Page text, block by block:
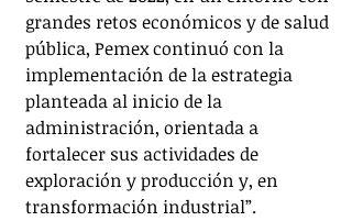
grandes retos económicos y de salud
pública, Pemex continuó con la
implementación de la estrategia
planteada al inicio de la
administración, orientada a
fortalecer sus actividades de
exploración y producción y, en
transformación industrial”.